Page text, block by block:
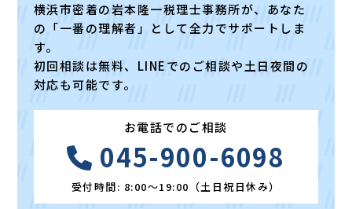
横浜市密着の岩本隆一税理士事務所が、あなた
の「一番の理解者」として全力でサポートしま
す。
初回相談は無料、LINEでのご相談や土日夜間の
対応も可能です。
お電話でのご相談
045-900-6098
受付時間: 8:00～19:00（土日祝日休み）